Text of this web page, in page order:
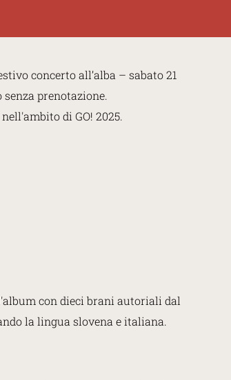
concerto all’alba – sabato 21
prenotazione.
di GO! 2025.
con dieci brani autoriali dal
la lingua slovena e italiana.